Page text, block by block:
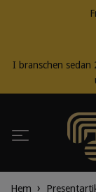
I branschen
Hem